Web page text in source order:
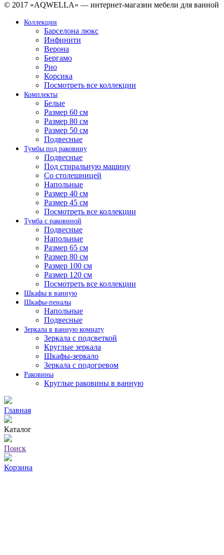
© 2017 «AQWELLA» — интернет-магазин мебели для ванной
Коллекции
Барселона люкс
Инфинити
Верона
Бергамо
Рио
Корсика
Посмотреть все коллекции
Комплекты
Белые
Размер 60 см
Размер 80 см
Размер 50 см
Подвесные
Тумбы под раковину
Подвесные
Под стиральную машину
Со столешницей
Напольные
Размер 40 см
Размер 45 см
Посмотреть все коллекции
Тумба с раковиной
Подвесные
Напольные
Размер 65 см
Размер 80 см
Размер 100 см
Размер 120 см
Посмотреть все коллекции
Шкафы в ванную
Шкафы-пеналы
Напольные
Подвесные
Зеркала в ванную комнату
Зеркала с подсветкой
Круглые зеркала
Шкафы-зеркало
Зеркала с подогревом
Раковины
Круглые раковины в ванную
Главная
Каталог
Поиск
Корзина